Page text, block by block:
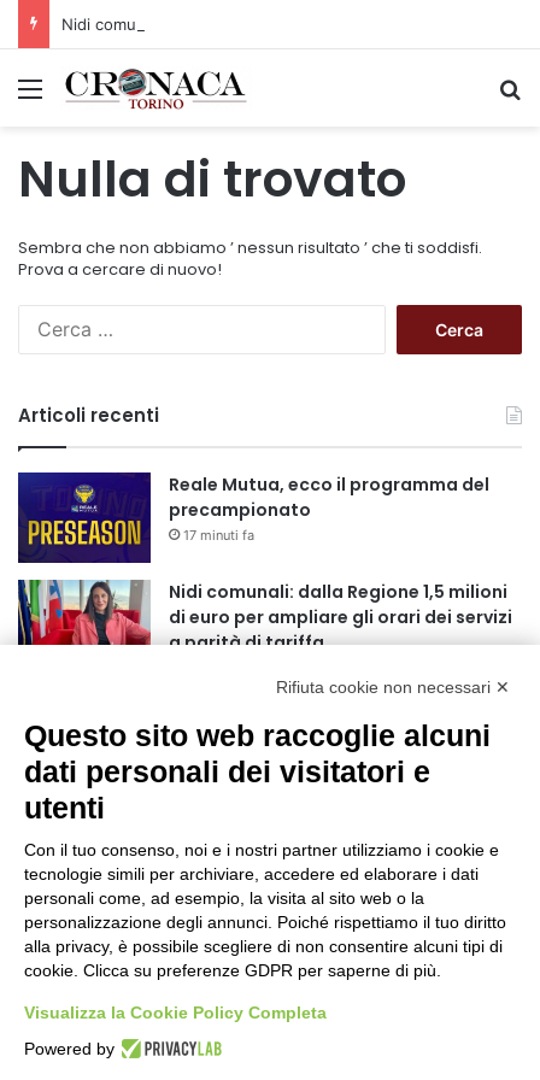
Menu
Nulla di trovato
Sembra che non abbiamo ’ nessun risultato ’ che ti soddisfi.
Prova a cercare di nuovo!
c
p
Articoli recenti
Reale Mutua, ecco il programma del
precampionato
17 minuti fa
Nidi comunali: dalla Regione 1,5 milioni
di euro per ampliare gli orari dei servizi
a parità di tariffa
collegamenti verso la collina
4 ore fa
agosto apre la strada al Grande
Ferragosto
5 ore fa
Un nuovo modello di IA stima il volume
dei ghiacciai del pianeta
5 ore fa
Al San Luigi Gonzaga restituita la vista
a un occhio senza più speranze
Rifiuta cookie non necessari ✕
Questo sito web raccoglie alcuni
dati personali dei visitatori e
utenti
Con il tuo consenso, noi e i nostri partner utilizziamo i cookie e
tecnologie simili per archiviare, accedere ed elaborare i dati
personali come, ad esempio, la visita al sito web o la
personalizzazione degli annunci. Poiché rispettiamo il tuo diritto
alla privacy, è possibile scegliere di non consentire alcuni tipi di
cookie. Clicca su preferenze GDPR per saperne di più.
Visualizza la Cookie Policy Completa
Powered by